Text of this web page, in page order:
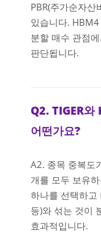
PBR(주가순자산
있습니다.
분할 매수 관점
판단됩니다.
Q2. TIGER와
어떤가요?
A2. 종목 중복도
개를 모두 보유
하나를 선택하고
등)와 섞는 것이
효과적입니다.